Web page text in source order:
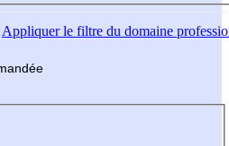
Appliquerle filtre du domaine